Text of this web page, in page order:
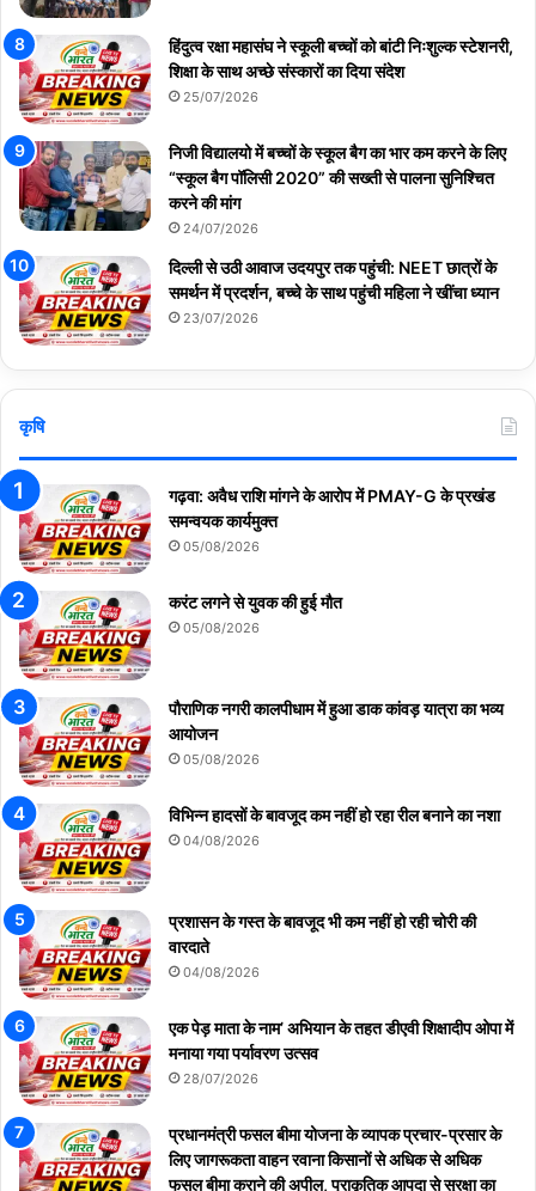
हिंदुत्व रक्षा महासंघ ने स्कूली बच्चों को बांटी निःशुल्क स्टेशनरी,
शिक्षा के साथ अच्छे संस्कारों का दिया संदेश
25/07/2026
निजी विद्यालयो में बच्चों के स्कूल बैग का भार कम करने के लिए
“स्कूल बैग पॉलिसी 2020” की सख्ती से पालना सुनिश्चित
करने की मांग
24/07/2026
दिल्ली से उठी आवाज उदयपुर तक पहुंची: NEET छात्रों के
समर्थन में प्रदर्शन, बच्चे के साथ पहुंची महिला ने खींचा ध्यान
23/07/2026
कृषि
गढ़वा: अवैध राशि मांगने के आरोप में PMAY-G के प्रखंड
समन्वयक कार्यमुक्त
05/08/2026
करंट लगने से युवक की हुई मौत
05/08/2026
पौराणिक नगरी कालपीधाम में हुआ डाक कांवड़ यात्रा का भव्य
आयोजन
05/08/2026
विभिन्न हादसों के बावजूद कम नहीं हो रहा रील बनाने का नशा
04/08/2026
प्रशासन के गस्त के बावजूद भी कम नहीं हो रही चोरी की
वारदाते
04/08/2026
एक पेड़ माता के नाम’ अभियान के तहत डीएवी शिक्षादीप ओपा में
मनाया गया पर्यावरण उत्सव
28/07/2026
प्रधानमंत्री फसल बीमा योजना के व्यापक प्रचार-प्रसार के
लिए जागरूकता वाहन रवाना किसानों से अधिक से अधिक
फसल बीमा कराने की अपील, प्राकृतिक आपदा से सुरक्षा का